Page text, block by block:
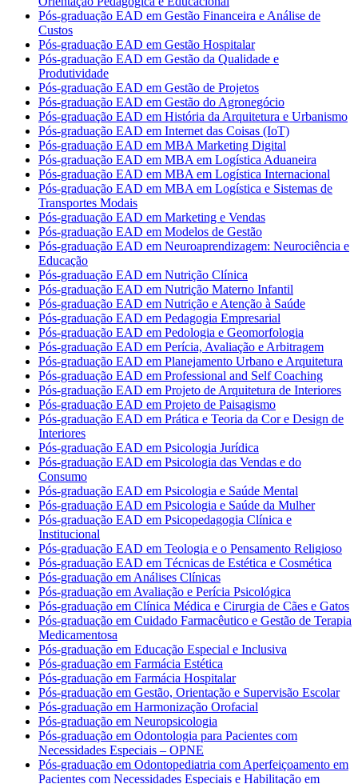
Pós-graduação EAD em Gestão Financeira e Análise de
Custos
Pós-graduação EAD em Gestão Hospitalar
Pós-graduação EAD em Gestão da Qualidade e
Produtividade
Pós-graduação EAD em Gestão de Projetos
Pós-graduação EAD em Gestão do Agronegócio
Pós-graduação EAD em História da Arquitetura e Urbanismo
Pós-graduação EAD em Internet das Coisas (IoT)
Pós-graduação EAD em MBA Marketing Digital
Pós-graduação EAD em MBA em Logística Aduaneira
Pós-graduação EAD em MBA em Logística Internacional
Pós-graduação EAD em MBA em Logística e Sistemas de
Transportes Modais
Pós-graduação EAD em Marketing e Vendas
Pós-graduação EAD em Modelos de Gestão
Pós-graduação EAD em Neuroaprendizagem: Neurociência e
Educação
Pós-graduação EAD em Nutrição Clínica
Pós-graduação EAD em Nutrição Materno Infantil
Pós-graduação EAD em Nutrição e Atenção à Saúde
Pós-graduação EAD em Pedagogia Empresarial
Pós-graduação EAD em Pedologia e Geomorfologia
Pós-graduação EAD em Perícia, Avaliação e Arbitragem
Pós-graduação EAD em Planejamento Urbano e Arquitetura
Pós-graduação EAD em Professional and Self Coaching
Pós-graduação EAD em Projeto de Arquitetura de Interiores
Pós-graduação EAD em Projeto de Paisagismo
Pós-graduação EAD em Prática e Teoria da Cor e Design de
Interiores
Pós-graduação EAD em Psicologia Jurídica
Pós-graduação EAD em Psicologia das Vendas e do
Consumo
Pós-graduação EAD em Psicologia e Saúde Mental
Pós-graduação EAD em Psicologia e Saúde da Mulher
Pós-graduação EAD em Psicopedagogia Clínica e
Institucional
Pós-graduação EAD em Teologia e o Pensamento Religioso
Pós-graduação EAD em Técnicas de Estética e Cosmética
Pós-graduação em Análises Clínicas
Pós-graduação em Avaliação e Perícia Psicológica
Pós-graduação em Clínica Médica e Cirurgia de Cães e Gatos
Pós-graduação em Cuidado Farmacêutico e Gestão de Terapia
Medicamentosa
Pós-graduação em Educação Especial e Inclusiva
Pós-graduação em Farmácia Estética
Pós-graduação em Farmácia Hospitalar
Pós-graduação em Gestão, Orientação e Supervisão Escolar
Pós-graduação em Harmonização Orofacial
Pós-graduação em Neuropsicologia
Pós-graduação em Odontologia para Pacientes com
Necessidades Especiais – OPNE
Pós-graduação em Odontopediatria com Aperfeiçoamento em
Pacientes com Necessidades Especiais e Habilitação em